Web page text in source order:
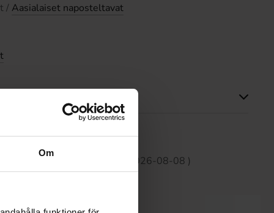
Om
/ Aasialaiset naposteltavat
päivän aikana on2.99 EUR (2026-08-08 )